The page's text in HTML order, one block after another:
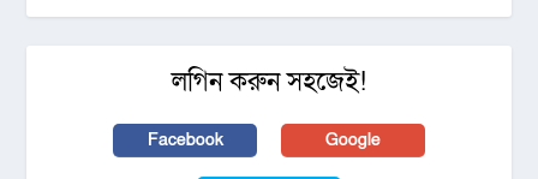
লগিন করুন সহজেই!
Facebook Google